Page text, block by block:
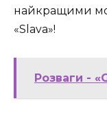
найкращими
«Slava»!
Розваги -